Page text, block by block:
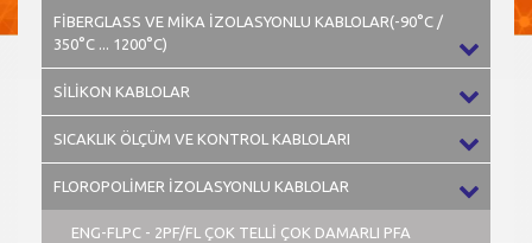
FİBERGLASS VE MİKA İZOLASYONLU KABLOLAR(-90°C /
350°C ... 1200°C)
SİLİKON KABLOLAR
SICAKLIK ÖLÇÜM VE KONTROL KABLOLARI
FLOROPOLİMER İZOLASYONLU KABLOLAR
ENG-FLPC - 2PF/FL ÇOK TELLİ ÇOK DAMARLI PFA